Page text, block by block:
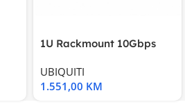
1U Rackmount 10Gbps
UBIQUITI
1.551,00 KM